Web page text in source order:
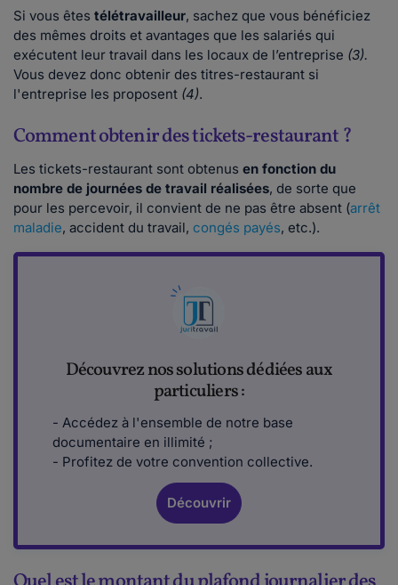
Si vous êtes télétravailleur, sachez que vous bénéficiez
des mêmes droits et avantages que les salariés qui
exécutent leur travail dans les locaux de l’entreprise (3).
Vous devez donc obtenir des titres-restaurant si
l'entreprise les proposent (4).
Comment obtenir des tickets-restaurant ?
Les tickets-restaurant sont obtenus en fonction du
nombre de journées de travail réalisées, de sorte que
pour les percevoir, il convient de ne pas être absent (arrêt
maladie, accident du travail, congés payés, etc.).
Découvrez nos solutions dédiées aux
particuliers :
- Accédez à l'ensemble de notre base
documentaire en illimité ;
- Profitez de votre convention collective.
Découvrir